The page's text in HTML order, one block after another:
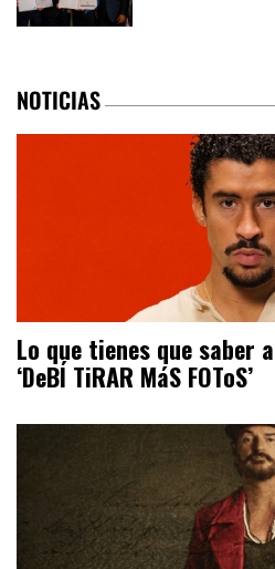
NOTICIAS
Lo que tienes que saber
‘DeBÍ TiRAR MáS FOToS’